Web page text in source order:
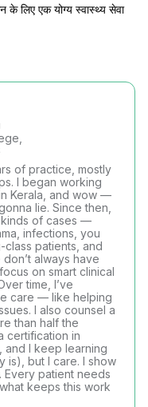
के लिए एक योग्य स्वास्थ्य सेवा
of practice, mostly
I began working
Kerala, and wow —
lie. Since then,
kinds of cases —
infections, you
class patients, and
always have
on smart clinical
time, I’ve
care — like helping
I also counsel a
than half the
certification in
I keep learning
is), but I care. I show
Every patient needs
keeps this work